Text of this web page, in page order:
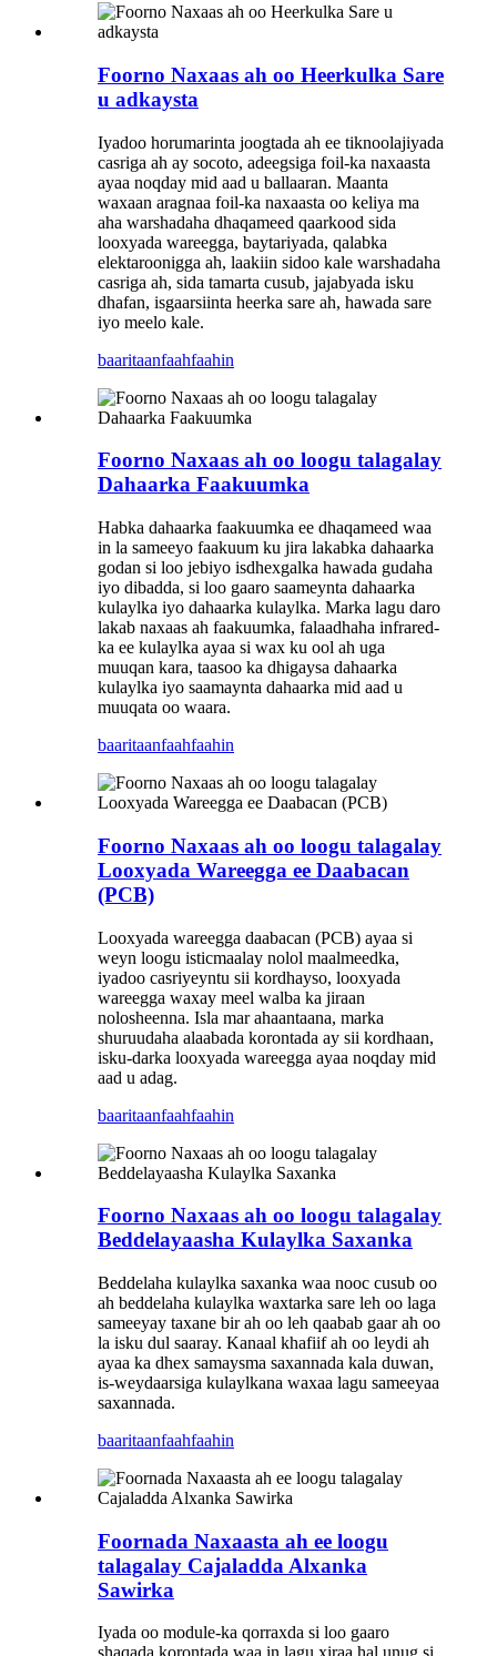
Foorno Naxaas ah oo Heerkulka Sare
u adkaysta
Iyadoo horumarinta joogtada ah ee tiknoolajiyada
casriga ah ay socoto, adeegsiga foil-ka naxaasta
ayaa noqday mid aad u ballaaran. Maanta
waxaan aragnaa foil-ka naxaasta oo keliya ma
aha warshadaha dhaqameed qaarkood sida
looxyada wareegga, baytariyada, qalabka
elektaroonigga ah, laakiin sidoo kale warshadaha
casriga ah, sida tamarta cusub, jajabyada isku
dhafan, isgaarsiinta heerka sare ah, hawada sare
iyo meelo kale.
baaritaanfaahfaahin
Foorno Naxaas ah oo loogu talagalay
Dahaarka Faakuumka
Habka dahaarka faakuumka ee dhaqameed waa
in la sameeyo faakuum ku jira lakabka dahaarka
godan si loo jebiyo isdhexgalka hawada gudaha
iyo dibadda, si loo gaaro saameynta dahaarka
kulaylka iyo dahaarka kulaylka. Marka lagu daro
lakab naxaas ah faakuumka, falaadhaha infrared-
ka ee kulaylka ayaa si wax ku ool ah uga
muuqan kara, taasoo ka dhigaysa dahaarka
kulaylka iyo saamaynta dahaarka mid aad u
muuqata oo waara.
baaritaanfaahfaahin
Foorno Naxaas ah oo loogu talagalay
Looxyada Wareegga ee Daabacan
(PCB)
Looxyada wareegga daabacan (PCB) ayaa si
weyn loogu isticmaalay nolol maalmeedka,
iyadoo casriyeyntu sii kordhayso, looxyada
wareegga waxay meel walba ka jiraan
nolosheenna. Isla mar ahaantaana, marka
shuruudaha alaabada korontada ay sii kordhaan,
isku-darka looxyada wareegga ayaa noqday mid
aad u adag.
baaritaanfaahfaahin
Foorno Naxaas ah oo loogu talagalay
Beddelayaasha Kulaylka Saxanka
Beddelaha kulaylka saxanka waa nooc cusub oo
ah beddelaha kulaylka waxtarka sare leh oo laga
sameeyay taxane bir ah oo leh qaabab gaar ah oo
la isku dul saaray. Kanaal khafiif ah oo leydi ah
ayaa ka dhex samaysma saxannada kala duwan,
is-weydaarsiga kulaylkana waxaa lagu sameeyaa
saxannada.
baaritaanfaahfaahin
Foornada Naxaasta ah ee loogu
talagalay Cajaladda Alxanka
Sawirka
Iyada oo module-ka qorraxda si loo gaaro